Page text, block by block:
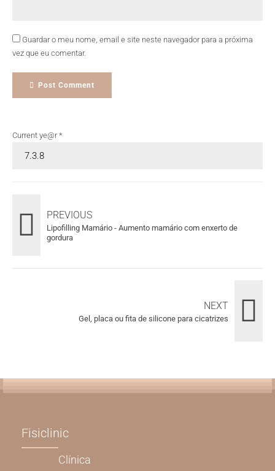
Guardar o meu nome, email e site neste navegador para a próxima
vez que eu comentar.
Post Comment
Current ye@r*
PREVIOUS
Lipofilling Mamário - Aumento mamário com enxerto de
gordura
NEXT
Gel, placa ou fita de silicone para cicatrizes
Fisiclinic
Clínica